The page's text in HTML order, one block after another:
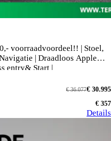
voorraadvoordeel!! | Stoel,
| Draadloos Apple
entry& Start |
€ 30.995
€ 36.077
€ 357
Details